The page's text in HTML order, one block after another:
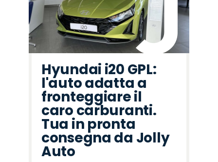
Hyundai i20 GPL:
l'auto adatta a
fronteggiare il
caro carburanti.
Tua in pronta
consegna da Jolly
Auto